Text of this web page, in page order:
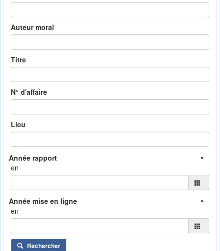
Auteur moral
Titre
N° d'affaire
Lieu
en
en
Rechercher